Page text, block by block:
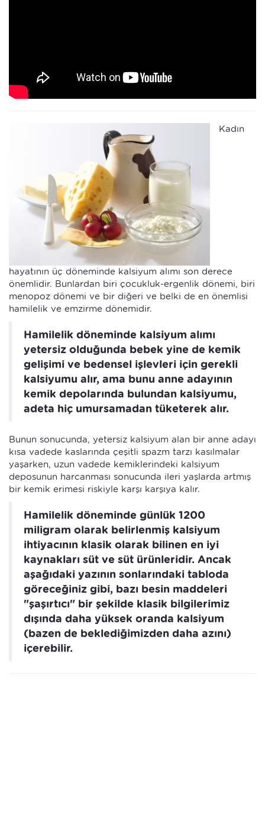
Kadın
hayatının üç döneminde kalsiyum alımı son derece
önemlidir. Bunlardan biri çocukluk-ergenlik dönemi, biri
menopoz dönemi ve bir diğeri ve belki de en önemlisi
hamilelik ve emzirme dönemidir.
Hamilelik döneminde kalsiyum alımı
yetersiz olduğunda bebek yine de kemik
gelişimi ve bedensel işlevleri için gerekli
kalsiyumu alır, ama bunu anne adayının
kemik depolarında bulundan kalsiyumu,
adeta hiç umursamadan tüketerek alır.
Bunun sonucunda, yetersiz kalsiyum alan bir anne adayı
kısa vadede kaslarında çeşitli spazm tarzı kasılmalar
yaşarken, uzun vadede kemiklerindeki kalsiyum
deposunun harcanması sonucunda ileri yaşlarda artmış
bir kemik erimesi riskiyle karşı karşıya kalır.
Hamilelik döneminde günlük 1200
miligram olarak belirlenmiş kalsiyum
ihtiyacının klasik olarak bilinen en iyi
kaynakları süt ve süt ürünleridir. Ancak
aşağıdaki yazının sonlarındaki tabloda
göreceğiniz gibi, bazı besin maddeleri
"şaşırtıcı" bir şekilde klasik bilgilerimiz
dışında daha yüksek oranda kalsiyum
(bazen de beklediğimizden daha azını)
içerebilir.